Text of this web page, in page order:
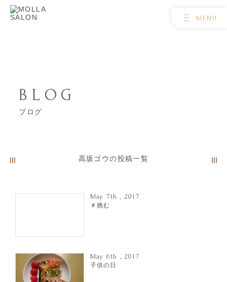
BLOG
ブログ
高坂ゴウの投稿一覧
May 7th , 2017
＃挑む
May 6th , 2017
子供の日